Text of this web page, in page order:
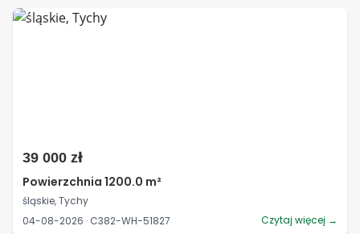
39 000 zł
Powierzchnia 1200.0 m²
śląskie, Tychy
04-08-2026 · C382-WH-51827
Czytaj więcej →